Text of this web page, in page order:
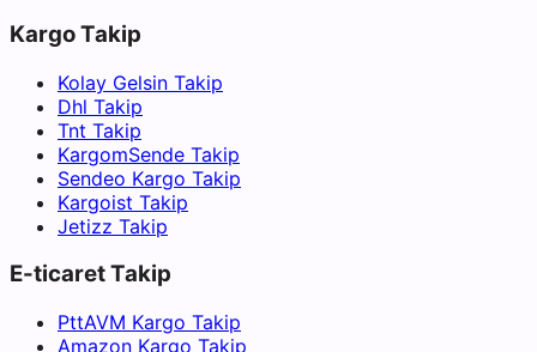
Kargo Takip
Kolay Gelsin Takip
Dhl Takip
Tnt Takip
KargomSende Takip
Sendeo Kargo Takip
Kargoist Takip
Jetizz Takip
E-ticaret Takip
PttAVM Kargo Takip
Amazon Kargo Takip